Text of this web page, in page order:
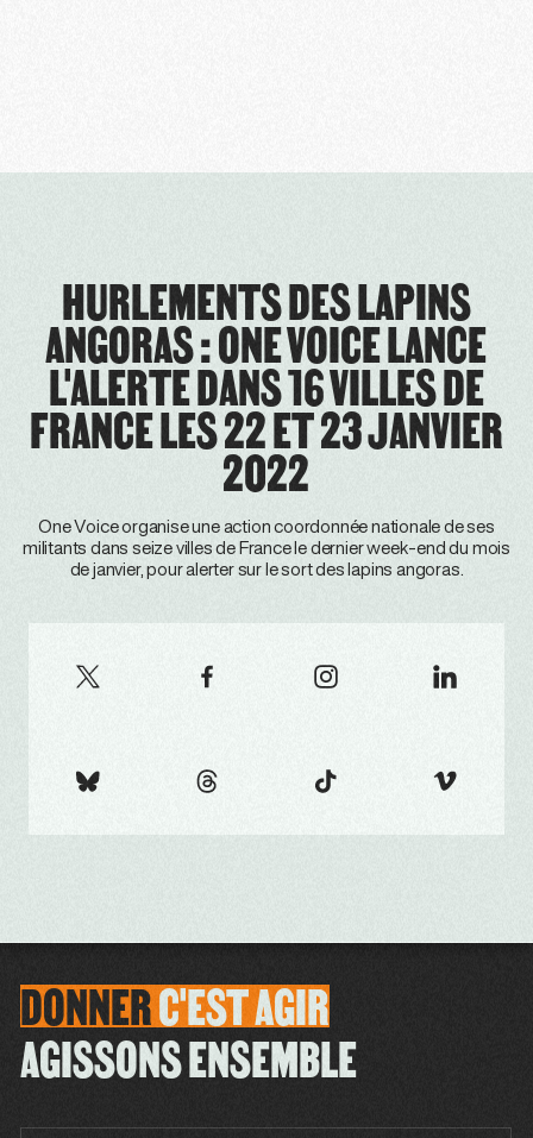
HURLEMENTS DES LAPINS
ANGORAS : ONE VOICE LANCE
L'ALERTE DANS 16 VILLES DE
FRANCE LES 22 ET 23 JANVIER
2022
One Voice organise une action coordonnée nationale de ses
militants dans seize villes de France le dernier week-end du mois
de janvier, pour alerter sur le sort des lapins angoras.
DONNERC'ESTAGIR
AGISSONS ENSEMBLE